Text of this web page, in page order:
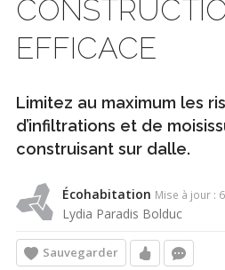
EFFICACE
Limitez au maximum les
d’infiltrations et de
construisant sur dalle.
Écohabitation Mise à jour :
Lydia Paradis Bolduc
Sauvegarder